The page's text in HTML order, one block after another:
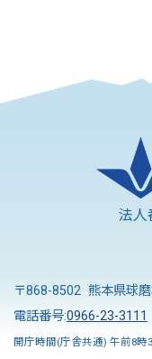
法人
〒868-8502 熊本県球
電話番号:0966-23-3111
開庁時間(庁舎共通) 午前8時